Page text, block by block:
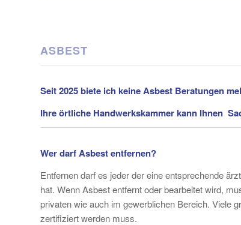
ASBEST
Seit 2025 biete ich keine Asbest Beratungen
Ihre örtliche Handwerkskammer kann Ihnen
Wer darf Asbest entfernen?
Entfernen darf es jeder der eine entsprechende
hat. Wenn Asbest entfernt oder bearbeitet wird,
privaten wie auch im gewerblichen Bereich. Viele
zertifiziert werden muss.